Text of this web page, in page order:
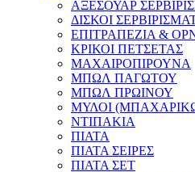
ΑΞΕΣΟΥΑΡ
ΔΙΣΚΟΙ
ΕΠΙΤΡΑΠΕΖΙΑ &
ΚΡΙΚΟΙ ΠΕΤΣΕΤΑΣ
ΜΑΧΑΙΡΟΠΙΡΟΥΝΑ
ΜΠΩΛ ΠΑΓΩΤΟΥ
ΜΠΩΛ ΠΡΩΙΝΟΥ
ΜΥΛΟΙ
ΝΤΙΠΑΚΙΑ
ΠΙΑΤΑ
ΠΙΑΤΑ ΣΕΙΡΕΣ
ΠΙΑΤΑ ΣΕΤ